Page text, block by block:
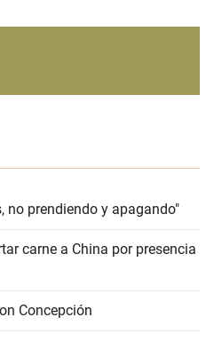
no prendiendo y apagando"
carne a China por presencia
Concepción